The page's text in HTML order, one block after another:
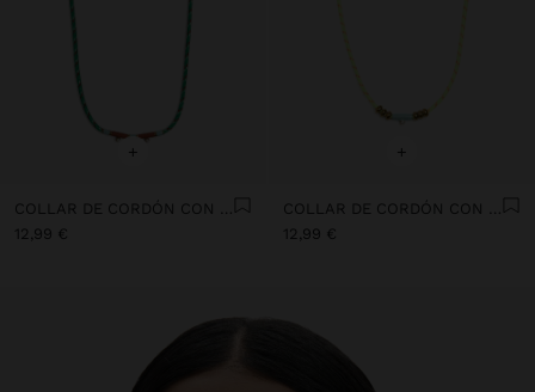
+
12,99 €
+
12,99 €